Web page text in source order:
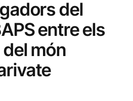
del
entre els
món